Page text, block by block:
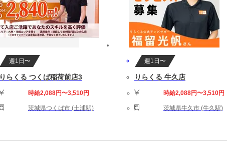
週1日〜
りらくる つくば稲荷前店3
時給2,088円〜3,510円
茨城県つくば市 (土浦駅)
週1日〜
りらくる 牛久店
時給2,088円〜3,510円
茨城県牛久市 (牛久駅)